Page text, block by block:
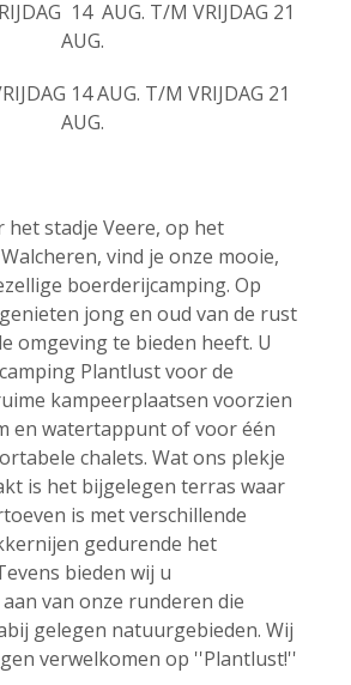
14 AUG. T/M VRIJDAG 21
AUG.
14 AUG. T/M VRIJDAG 21
AUG.
het stadje Veere, op het
vind je onze mooie,
boerderijcamping. Op
jong en oud van de rust
omgeving te bieden heeft. U
Plantlust voor de
kampeerplaatsen voorzien
en watertappunt of voor één
chalets. Wat ons plekje
is het bijgelegen terras waar
is met verschillende
gedurende het
bieden wij u
van onze runderen die
gelegen natuurgebieden. Wij
verwelkomen op ''Plantlust!''